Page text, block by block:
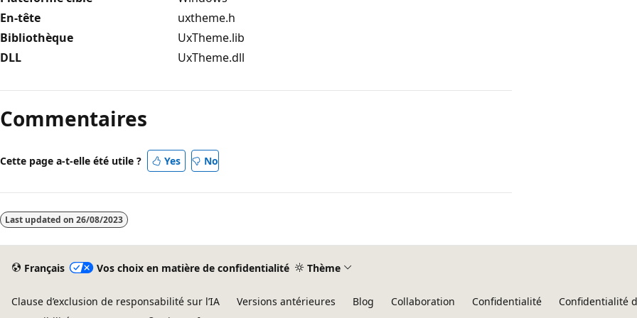
En-tête
uxtheme.h
Bibliothèque
UxTheme.lib
DLL
UxTheme.dll
Commentaires
Cette page a-t-elle été utile ? Yes No
Last updated on 26/08/2023
Français Vos choix en matière de confidentialité Thème
Clause d’exclusion de responsabilité sur l’IA Versions antérieures Blog Collaboration Confidentialité Confidentialité